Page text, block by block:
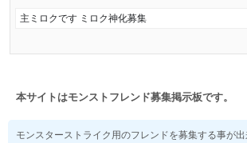
主ミロクです ミロク神化募集
本サイトはモンストフレンド募集掲示板です。
モンスターストライク用のフレンドを募集する事が